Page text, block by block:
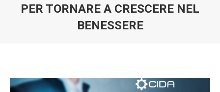
PER TORNARE A CRESCERE NEL
BENESSERE